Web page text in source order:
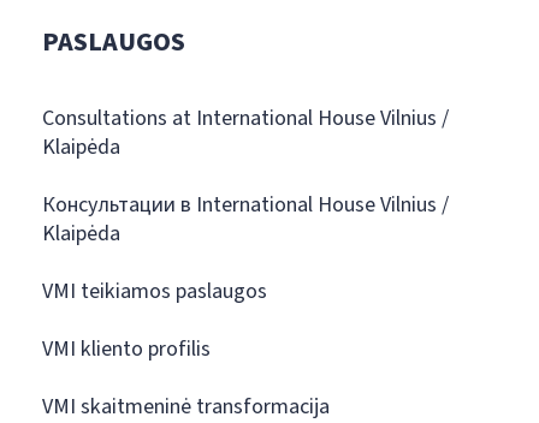
PASLAUGOS
Consultations at International House Vilnius /
Klaipėda
Консультации в International House Vilnius /
Klaipėda
VMI teikiamos paslaugos
VMI kliento profilis
VMI skaitmeninė transformacija